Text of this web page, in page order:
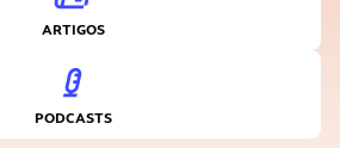
ARTIGOS
PODCASTS